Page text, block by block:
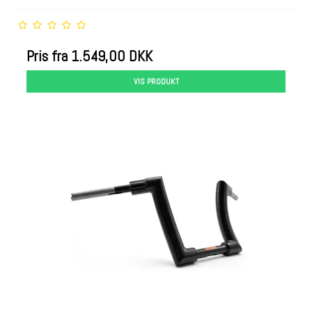
Pris fra 1.549,00 DKK
VIS PRODUKT